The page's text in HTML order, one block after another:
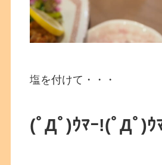
塩を付けて・・・
(ﾟДﾟ)ｳﾏｰ!(ﾟДﾟ)ｳ